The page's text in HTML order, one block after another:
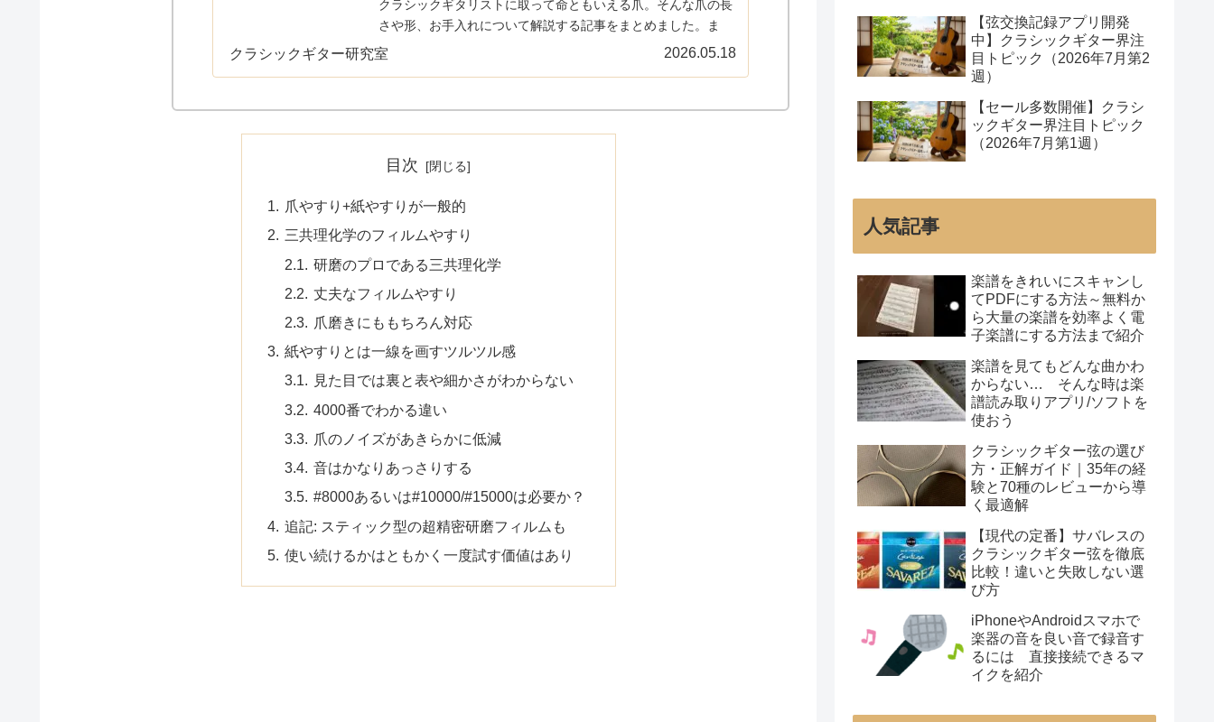
クラシックギタリストに取って命ともいえる爪。そんな爪の長
さや形、お手入れについて解説する記事をまとめました。ま
た、爪ヤスリや爪を育てるためのクリーム、保護するためのも
クラシックギター研究室 2026.05.18
目次
爪やすり+紙やすりが一般的
三共理化学のフィルムやすり
研磨のプロである三共理化学
丈夫なフィルムやすり
爪磨きにももちろん対応
紙やすりとは一線を画すツルツル感
見た目では裏と表や細かさがわからない
4000番でわかる違い
爪のノイズがあきらかに低減
音はかなりあっさりする
#8000あるいは#10000/#15000は必要か？
追記: スティック型の超精密研磨フィルムも
使い続けるかはともかく一度試す価値はあり
【弦交換記録アプリ開発
中】クラシックギター界注
目トピック（2026年7月第2
週）
【セール多数開催】クラシ
ックギター界注目トピック
（2026年7月第1週）
人気記事
楽譜をきれいにスキャンし
てPDFにする方法～無料か
ら大量の楽譜を効率よく電
子楽譜にする方法まで紹介
楽譜を見てもどんな曲かわ
からない… そんな時は楽
譜読み取りアプリ/ソフトを
使おう
クラシックギター弦の選び
方・正解ガイド｜35年の経
験と70種のレビューから導
く最適解
【現代の定番】サバレスの
クラシックギター弦を徹底
比較！違いと失敗しない選
び方
iPhoneやAndroidスマホで
楽器の音を良い音で録音す
るには 直接接続できるマ
イクを紹介